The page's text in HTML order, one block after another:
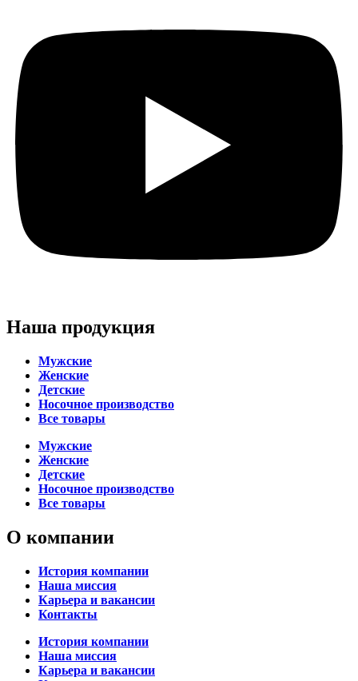
Наша продукция
Мужские
Женские
Детские
Носочное производство
Все товары
Мужские
Женские
Детские
Носочное производство
Все товары
О компании
История компании
Наша миссия
Карьера и вакансии
Контакты
История компании
Наша миссия
Карьера и вакансии